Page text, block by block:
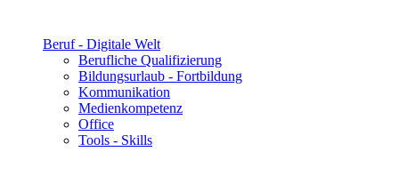
Beruf - Digitale Welt
Berufliche Qualifizierung
Bildungsurlaub - Fortbildung
Kommunikation
Medienkompetenz
Office
Tools - Skills